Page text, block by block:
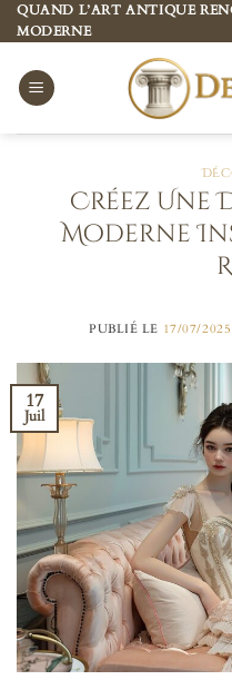
Passer
au
contenu
QUAND L’ART ANTIQUE
MODERNE
Créez Une
Moderne
PUBLIÉ LE 17/07/2025
17
Juil